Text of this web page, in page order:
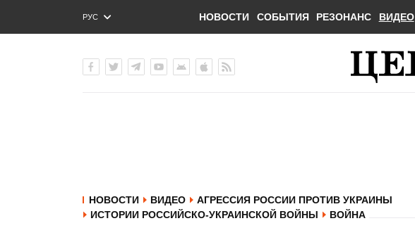
РУС
ENG
НОВОСТИ СОБЫТИЯ РЕЗОНАНС ВИДЕО
НОВОСТИ ВИДЕО
АГРЕССИЯ РОССИИ ПРОТИВ УКРАИНЫ
ИСТОРИИ РОССИЙСКО-УКРАИНСКОЙ ВОЙНЫ
ВОЙНА